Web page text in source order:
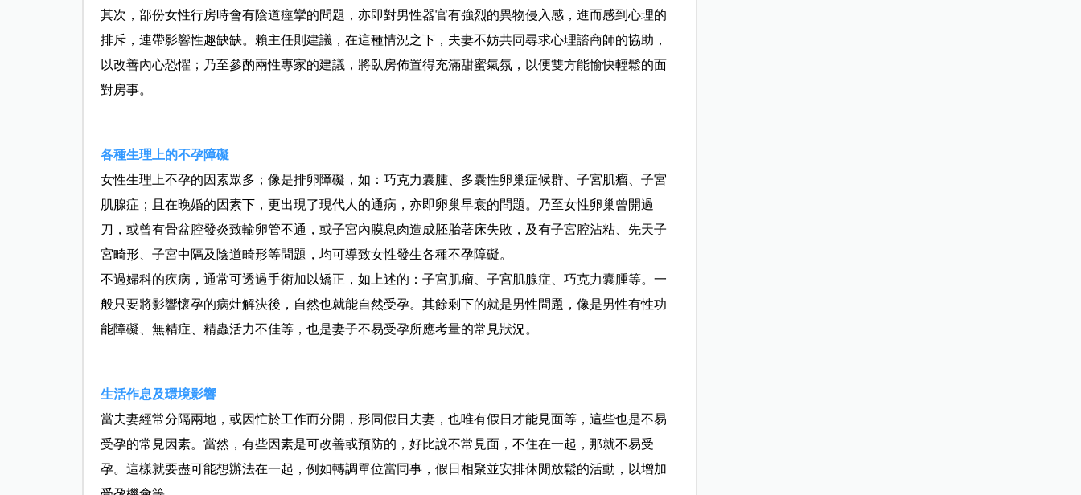
其次，部份女性行房時會有陰道痙攣的問題，亦即對男性器官有強烈的異物侵入感，進而感到心理的
排斥，連帶影響性趣缺缺。賴主任則建議，在這種情況之下，夫妻不妨共同尋求心理諮商師的協助，
以改善內心恐懼；乃至參酌兩性專家的建議，將臥房佈置得充滿甜蜜氣氛，以便雙方能愉快輕鬆的面
對房事。
各種生理上的不孕障礙
女性生理上不孕的因素眾多；像是排卵障礙，如：巧克力囊腫、多囊性卵巢症候群、子宮肌瘤、子宮
肌腺症；且在晚婚的因素下，更出現了現代人的通病，亦即卵巢早衰的問題。乃至女性卵巢曾開過
刀，或曾有骨盆腔發炎致輸卵管不通，或子宮內膜息肉造成胚胎著床失敗，及有子宮腔沾粘、先天子
宮畸形、子宮中隔及陰道畸形等問題，均可導致女性發生各種不孕障礙。
不過婦科的疾病，通常可透過手術加以矯正，如上述的：子宮肌瘤、子宮肌腺症、巧克力囊腫等。一
般只要將影響懷孕的病灶解決後，自然也就能自然受孕。其餘剩下的就是男性問題，像是男性有性功
能障礙、無精症、精蟲活力不佳等，也是妻子不易受孕所應考量的常見狀況。
生活作息及環境影響
當夫妻經常分隔兩地，或因忙於工作而分開，形同假日夫妻，也唯有假日才能見面等，這些也是不易
受孕的常見因素。當然，有些因素是可改善或預防的，好比說不常見面，不住在一起，那就不易受
孕。這樣就要盡可能想辦法在一起，例如轉調單位當同事，假日相聚並安排休閒放鬆的活動，以增加